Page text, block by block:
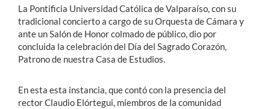
English
La Pontificia Universidad Católica de Valparaíso, con su
tradicional concierto a cargo de su Orquesta de Cámara y
ante un Salón de Honor colmado de público, dio por
concluida la celebración del Día del Sagrado Corazón,
Patrono de nuestra Casa de Estudios.
En esta esta instancia, que contó con la presencia del
rector Claudio Elórtegui, miembros de la comunidad